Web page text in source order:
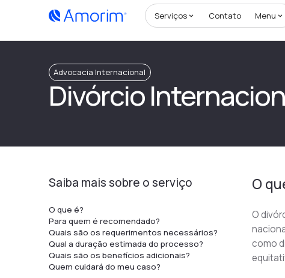
Serviços Contato Menu
Advocacia Internacional
Divórcio
Saiba mais sobre o serviço
O que é?
Para quem é recomendado?
Quais são os requerimentos necessários?
Qual a duração estimada do processo?
Quais são os benefícios adicionais?
Quem cuidará do meu caso?
O
O
como